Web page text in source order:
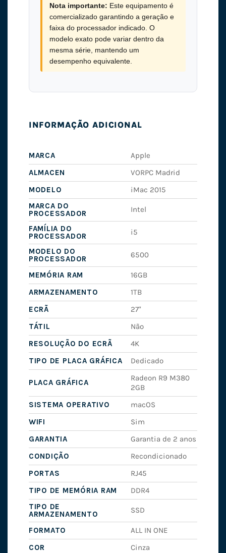
Nota importante: Este equipamento é
comercializado garantindo a geração e
faixa do processador indicado. O
modelo exato pode variar dentro da
mesma série, mantendo um
desempenho equivalente.
INFORMAÇÃO ADICIONAL
MARCA
Apple
ALMACEN
VORPC Madrid
MODELO
iMac 2015
MARCA DO
PROCESSADOR
Intel
FAMÍLIA DO
PROCESSADOR
i5
MODELO DO
PROCESSADOR
6500
MEMÓRIA RAM
16GB
ARMAZENAMENTO
1TB
ECRÃ
27"
TÁTIL
Não
RESOLUÇÃO DO ECRÃ
4K
TIPO DE PLACA GRÁFICA
Dedicado
PLACA GRÁFICA
Radeon R9 M380
2GB
SISTEMA OPERATIVO
macOS
WIFI
Sim
GARANTIA
Garantia de 2 anos
CONDIÇÃO
Recondicionado
PORTAS
RJ45
TIPO DE MEMÓRIA RAM
DDR4
TIPO DE
ARMAZENAMENTO
SSD
FORMATO
ALL IN ONE
COR
Cinza